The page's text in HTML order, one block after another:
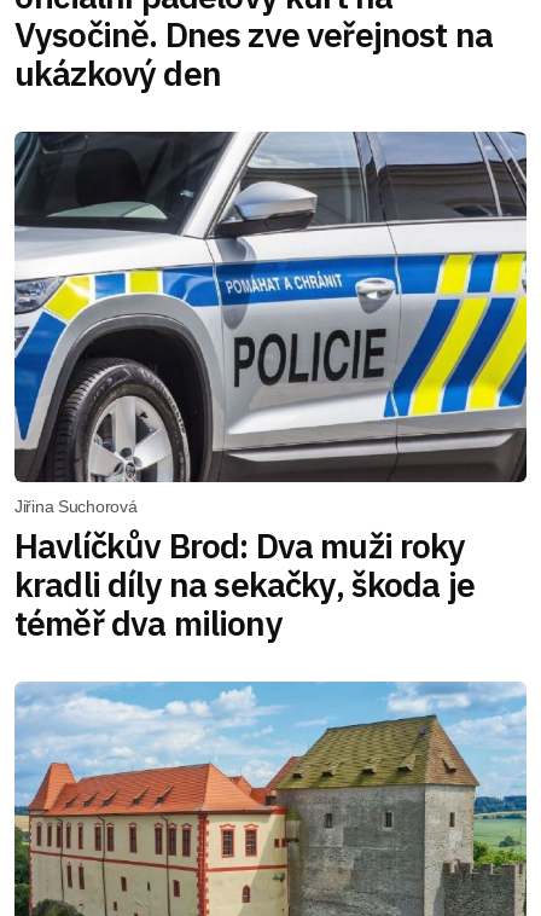
Vysočině. Dnes zve veřejnost na
ukázkový den
Jiřina Suchorová
Havlíčkův Brod: Dva muži roky
kradli díly na sekačky, škoda je
téměř dva miliony